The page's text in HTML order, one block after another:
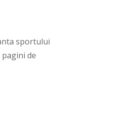
sportului
de